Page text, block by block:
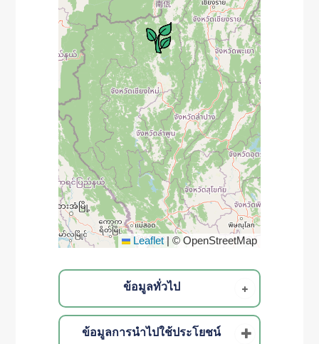
Leaflet © OpenStreetMap
ข้อมูลทั่วไป
ข้อมูลการนำไปใช้ประโยชน์